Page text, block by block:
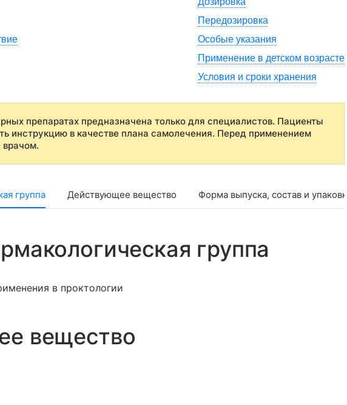
Передозировка
Особые указания
Применение в детском возрасте
Условия и сроки хранения
препаратах предназначена только для специалистов. Пациенты
инструкцию в качестве плана самолечения. Перед применением
врачом.
группа Действующее вещество Форма выпуска, состав и упаковка
группа
в проктологии
вещество